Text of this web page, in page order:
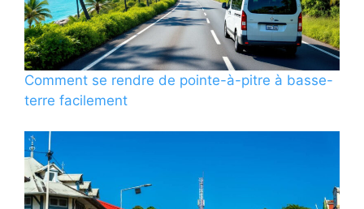
Comment se rendre de pointe-à-pitre à basse-
terre facilement